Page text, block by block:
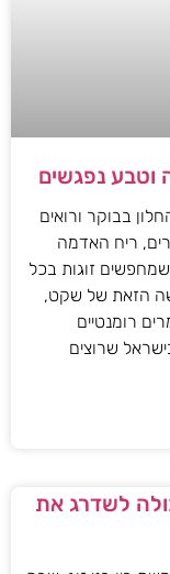
וטבע נפגשים
בבוקר ורואים
ריח האדמה
זוגות בכל
הזאת של שקט,
רומנטיים
שרוצים
לשדרג את